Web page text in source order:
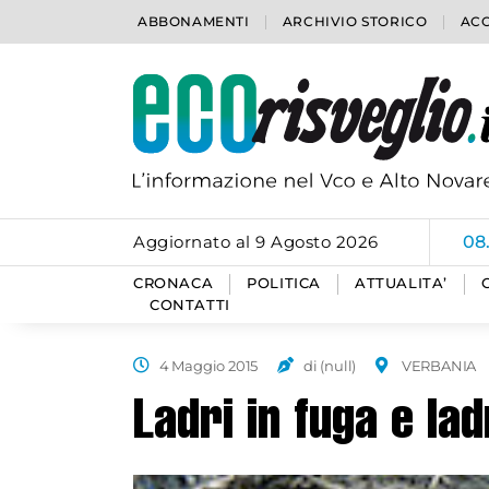
ABBONAMENTI ARCHIVIO STORICO
Aggiornato al 9 Agosto 2026
CRONACA POLITICA ATTUALITA’
CONTATTI
4 Maggio 2015 di (null) VERBANIA
Ladri in fuga e